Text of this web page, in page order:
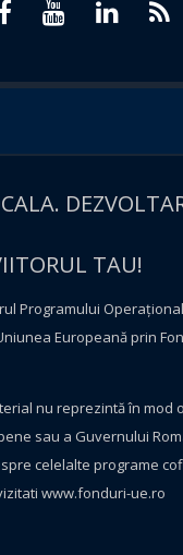
TAU!
Programului
Europeană prin
nu reprezintă în mod
sau a Guvernului
celelalte programe
www.fonduri-ue.ro